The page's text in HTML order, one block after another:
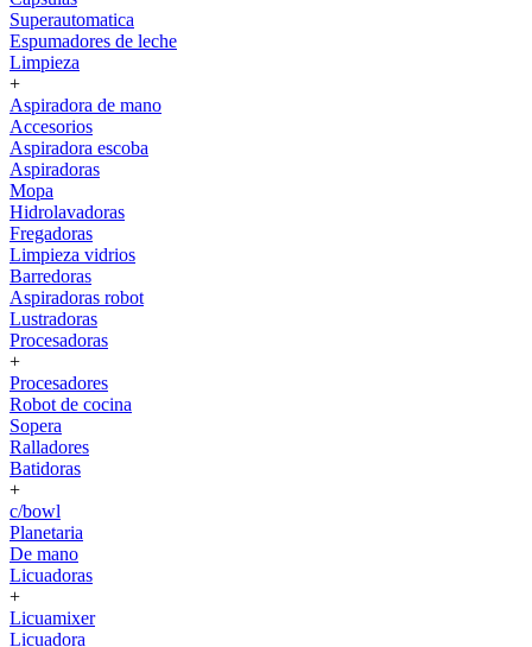
Superautomatica
Espumadores de leche
Limpieza
+
Aspiradora de mano
Accesorios
Aspiradora escoba
Aspiradoras
Mopa
Hidrolavadoras
Fregadoras
Limpieza vidrios
Barredoras
Aspiradoras robot
Lustradoras
Procesadoras
+
Procesadores
Robot de cocina
Sopera
Ralladores
Batidoras
+
c/bowl
Planetaria
De mano
Licuadoras
+
Licuamixer
Licuadora